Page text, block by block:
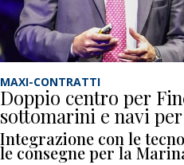
MAXI-CONTRATTI
Doppio centro per
sottomarini e navi
Integrazione con le
le consegne per la